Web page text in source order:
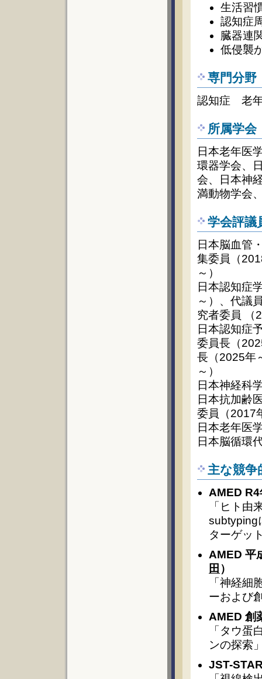
生活習
認知症
臓器連
低侵襲
専門分野
認知症 老
所属学会
日本老年医
環器学会、
会、日本神
満動物学会
学会評議
日本脳血管
集委員（
～）
日本認知症
～）、代議
究者委員 （
日本認知症
委員長（
長（2025年
～）
日本神経科
日本抗加齢
委員（2017
日本老年医
日本脳循環
主な競争
AMED
「ヒト由
subtyping
ターゲッ
AMED 平
田 ）
「神経細
ーおよび
AMED 創
「タウ蛋
ンの探索
JST-